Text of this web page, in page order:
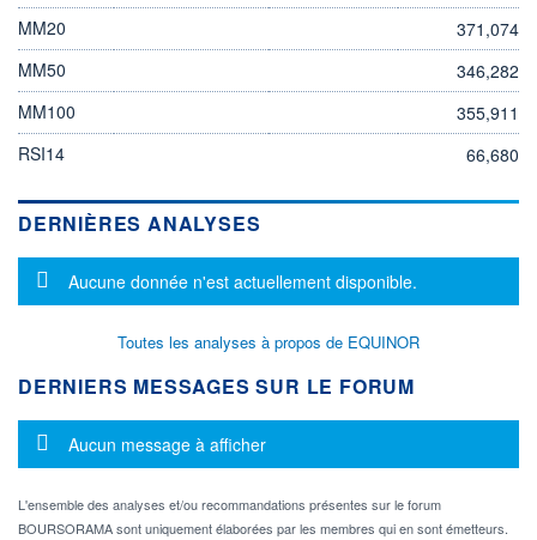
MM20
371,074
MM50
346,282
MM100
355,911
RSI14
66,680
DERNIÈRES ANALYSES
Message d'information
Aucune donnée n'est actuellement disponible.
Toutes les analyses à propos de EQUINOR
DERNIERS MESSAGES SUR LE FORUM
Message d'information
Aucun message à afficher
L'ensemble des analyses et/ou recommandations présentes sur le forum
BOURSORAMA sont uniquement élaborées par les membres qui en sont émetteurs.